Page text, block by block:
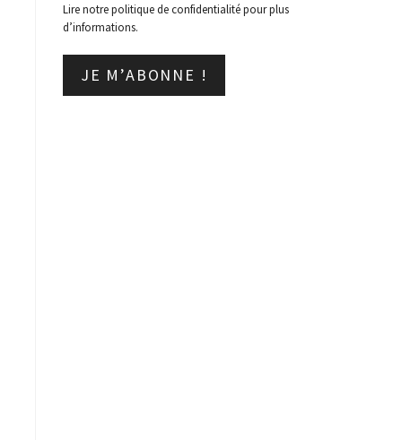
Lire notre politique de confidentialité pour plus
d’informations.